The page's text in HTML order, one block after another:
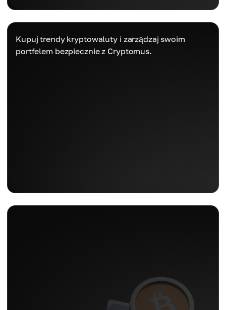
Kupuj trendy kryptowaluty i zarządzaj swoim
portfelem bezpiecznie z Cryptomus.